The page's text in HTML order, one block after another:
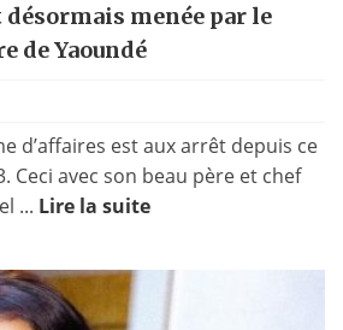
menée par le
de Yaoundé
d’affaires est aux arrêt depuis ce
Ceci avec son beau père et chef
... Lire la suite